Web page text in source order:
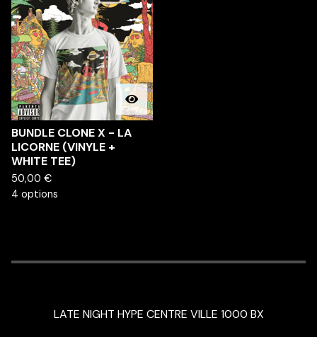
BUNDLE CLONE X - LA
LICORNE (VINYLE +
WHITE TEE)
50,00 €
4 options
LATE NIGHT HYPE CENTRE VILLE 1000 BX